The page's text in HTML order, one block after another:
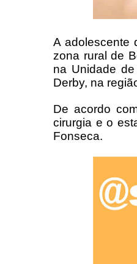
A adolescente
zona rural de
na Unidade
Derby, na
De acordo
cirurgia e o
Fonseca.